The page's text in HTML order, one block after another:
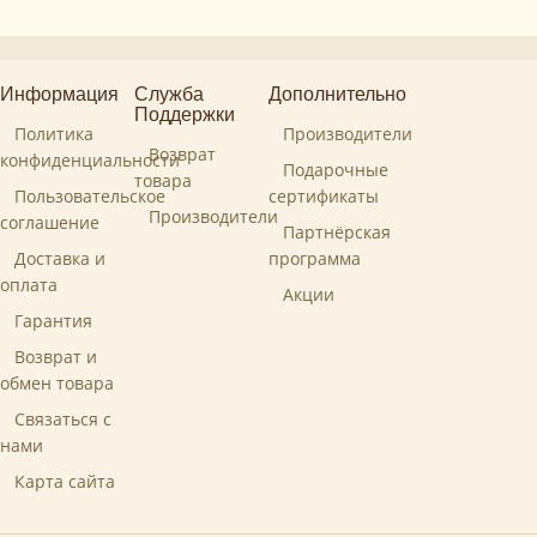
Информация
Политика
конфиденциальности
Пользовательское
соглашение
Доставка и
оплата
Гарантия
Возврат и
обмен товара
Связаться с
нами
Карта сайта
Служба
Поддержки
Возврат
товара
Производители
Дополнительно
Производители
Подарочные
сертификаты
Партнёрская
программа
Акции